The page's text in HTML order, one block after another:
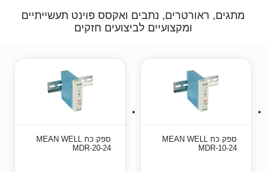
מתגים, ראורטרים, נתבים ואקסס פוינט תעשייתיים
ומקצועיים לביצועים חזקים
ספק כח MEAN WELL
MDR-10-24
ספק כח MEAN WELL
MDR-20-24